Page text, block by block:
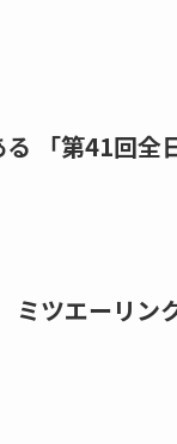
「第41回全
ツエーリン